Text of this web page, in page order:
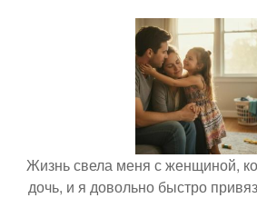
Жизнь свела меня с женщиной,
дочь, и я довольно быстро